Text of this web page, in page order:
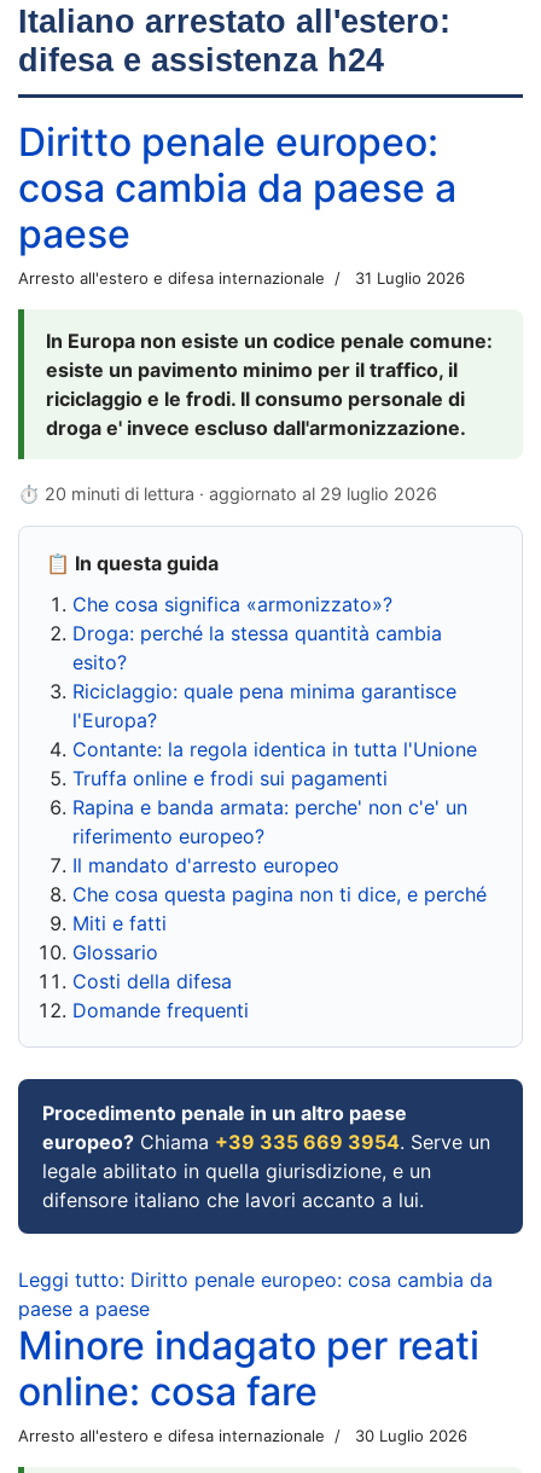
Italiano arrestato all'estero:
difesa e assistenza h24
Diritto penale europeo:
cosa cambia da paese a
paese
Arresto all'estero e difesa internazionale 31 Luglio 2026
In Europa non esiste un codice penale comune:
esiste un pavimento minimo per il traffico, il
riciclaggio e le frodi. Il consumo personale di
droga e' invece escluso dall'armonizzazione.
⏱ 20 minuti di lettura · aggiornato al 29 luglio 2026
📋 In questa guida
Che cosa significa «armonizzato»?
Droga: perché la stessa quantità cambia
esito?
Riciclaggio: quale pena minima garantisce
l'Europa?
Contante: la regola identica in tutta l'Unione
Truffa online e frodi sui pagamenti
Rapina e banda armata: perche' non c'e' un
riferimento europeo?
Il mandato d'arresto europeo
Che cosa questa pagina non ti dice, e perché
Miti e fatti
Glossario
Costi della difesa
Domande frequenti
Procedimento penale in un altro paese
europeo? Chiama +39 335 669 3954. Serve un
legale abilitato in quella giurisdizione, e un
difensore italiano che lavori accanto a lui.
Leggi tutto: Diritto penale europeo: cosa cambia da
paese a paese
Minore indagato per reati
online: cosa fare
Arresto all'estero e difesa internazionale 30 Luglio 2026